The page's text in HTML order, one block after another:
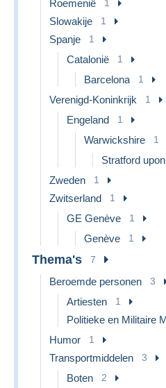
Roemenië 1
Slowakije 1
Spanje 1
Catalonië 1
Barcelona 1
Verenigd-Koninkrijk 1
Engeland 1
Warwickshire 1
Stratford
Zweden 1
Zwitserland 1
GE Genève 1
Genève 1
Thema's 7
Beroemde personen 3
Artiesten 1
Politieke en Militaire
Humor 1
Transportmiddelen 3
Boten 2